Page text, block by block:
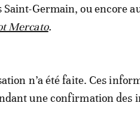
Germain, ou encore
Mercato.
n’a été faite. Ces
une confirmation des